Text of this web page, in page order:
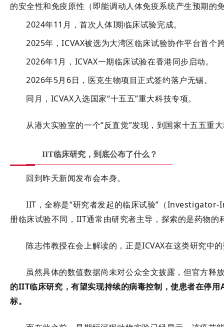
的安全性和免疫原性 （即能调动人体免疫系统产生预期的
2024年11月，首次人体I期临床试验完成。
2025年，ICVAX被选为大湾区临床试验协作平台首个
2026年1月，ICVAX一期临床试验在香港同步启动。
2026年5月6日，医克生物项目正式签约落户无锡。
同月，ICVAX入选国家“十五五”重大科技专项。
从港大实验室的一个“反直觉”发现，到国家十五五重
IIT临床研究，到底公布了什么？
回到昨天新闻发布会本身。
IIT，全称是“研究者发起的临床试验”（
册临床试验不同，IIT通常由研究者主导，探索的是药物的
陈志伟教授在会上解读的，正是ICVAX在这类研究中
虽然具体的数值数据尚未对公众全文披露，但官方释
的IIT临床研究，有望实现持续的病毒控制，使患者在停
标。